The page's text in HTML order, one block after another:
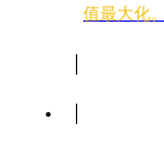
值最大化